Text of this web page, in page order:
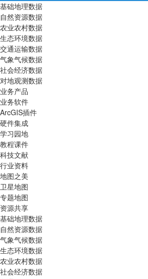
基础地理数据
自然资源数据
农业农村数据
生态环境数据
交通运输数据
气象气候数据
社会经济数据
对地观测数据
业务产品
业务软件
ArcGIS插件
硬件集成
学习园地
教程课件
科技文献
行业资料
地图之美
卫星地图
专题地图
资源共享
基础地理数据
自然资源数据
气象气候数据
生态环境数据
农业农村数据
社会经济数据